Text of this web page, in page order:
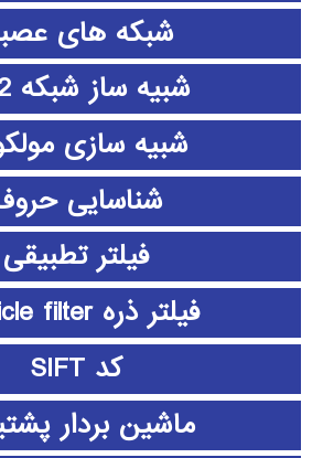
شبکه های
شبیه ساز شبکه NS2
شبیه سازی
شناسایی
فیلتر تطبیقی
فیلتر ذره particle filter
کد SIFT
ماشین بردار